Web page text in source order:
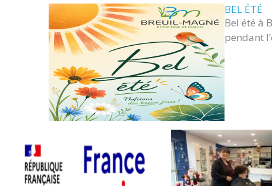
BEL ÉTÉ
Bel été à
pendant